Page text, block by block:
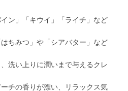
イン」「キウイ」「ライチ」など
ちみつ」や「シアバター」など
洗い上りに潤いまで与えるクレ
チの香りが漂い、リラックス気